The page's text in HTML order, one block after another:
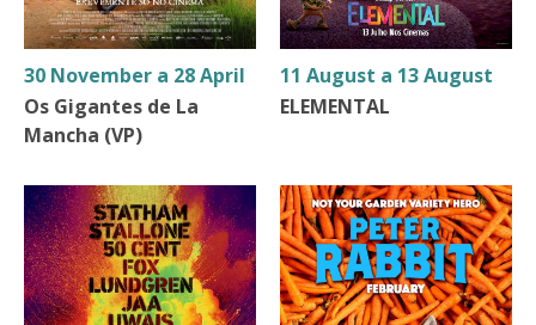
30 November a 28 April
Os Gigantes de La
Mancha (VP)
11 August a 13 August
ELEMENTAL